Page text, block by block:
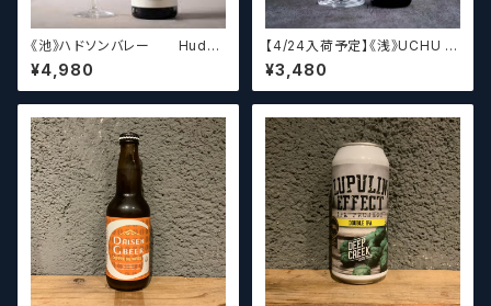
《池》ハドソンバレー Hudso
n Valley Blossom
¥4,980
【4/24入荷予定】《浅》UCHU B
REWING LabyrinthN【クラフト
ビール】
¥3,480